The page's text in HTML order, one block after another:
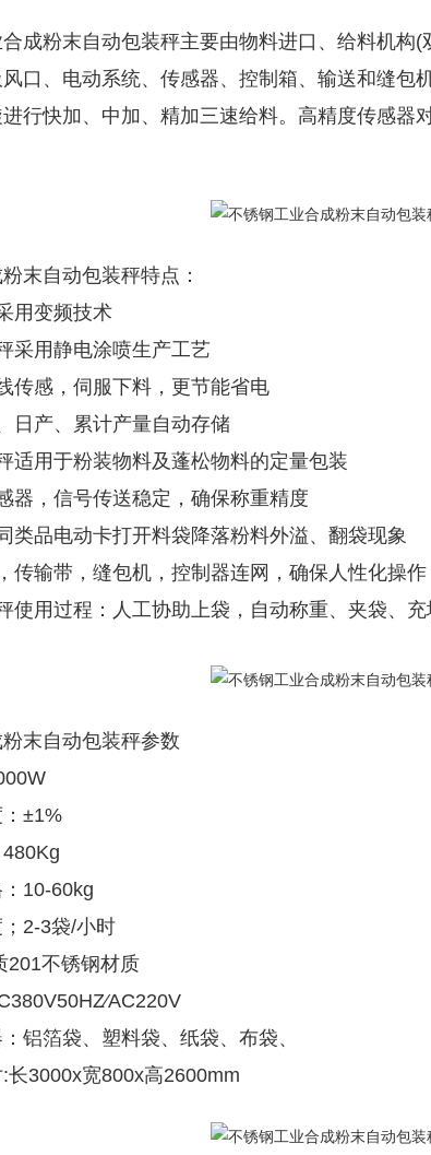
成粉末自动包装秤主要由物料进口、给料机构(
口、电动系统、传感器、控制箱、输送和缝包
行快加、中加、精加三速给料。高精度传感器
末自动包装秤特点：
用变频技术
采用静电涂喷生产工艺
传感，伺服下料，更节能省电
日产、累计产量自动存储
适用于粉装物料及蓬松物料的定量包装
器，信号传送稳定，确保称重精度
类品电动卡打开料袋降落粉料外溢、翻袋现象
传输带，缝包机，控制器连网，确保人性化操
使用过程：人工协助上袋，自动称重、夹袋、
末自动包装秤参数
±1%
10-60kg
2-3袋/小时
201不锈钢材质
铝箔袋、塑料袋、纸袋、布袋、
长3000x宽800x高2600mm